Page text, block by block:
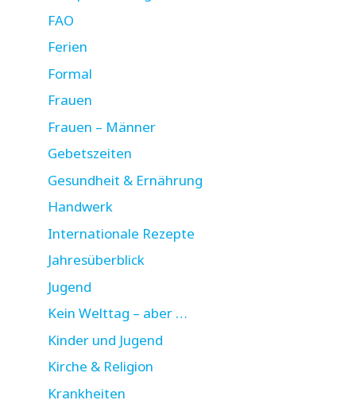
FAO
Ferien
Formal
Frauen
Frauen – Männer
Gebetszeiten
Gesundheit & Ernährung
Handwerk
Internationale Rezepte
Jahresüberblick
Jugend
Kein Welttag – aber …
Kinder und Jugend
Kirche & Religion
Krankheiten